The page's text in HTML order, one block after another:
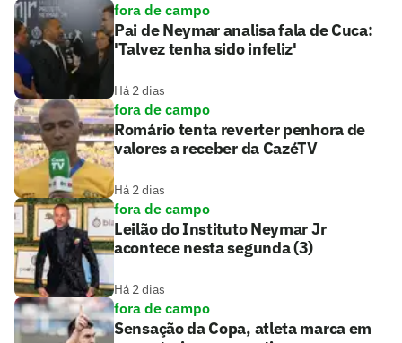
fora de campo
Pai de Neymar analisa fala de Cuca:
'Talvez tenha sido infeliz'
Há 2 dias
fora de campo
Romário tenta reverter penhora de
valores a receber da CazéTV
Há 2 dias
fora de campo
Leilão do Instituto Neymar Jr
acontece nesta segunda (3)
Há 2 dias
fora de campo
Sensação da Copa, atleta marca em